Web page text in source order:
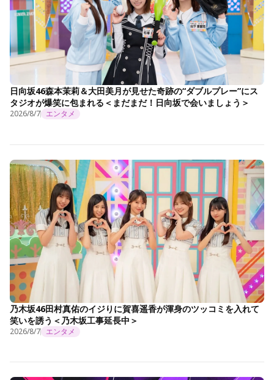
日向坂46森本茉莉＆大田美月が見せた奇跡の“ダブルプレー”にス
タジオが爆笑に包まれる＜まだまだ！日向坂で会いましょう＞
2026/8/7 エンタメ
乃木坂46田村真佑のイジりに賀喜遥香が渾身のツッコミを入れて
笑いを誘う＜乃木坂工事延長中＞
2026/8/7 エンタメ